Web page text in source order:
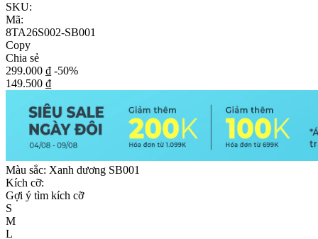
SKU:
Mã:
8TA26S002-SB001
Copy
Chia sẻ
299.000 ₫ -50%
149.500 ₫
Màu sắc: Xanh dương SB001
Kích cỡ:
Gợi ý tìm kích cỡ
S
M
L